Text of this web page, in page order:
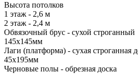
Высота потолков
1 этаж - 2,6 м
2 этаж - 2,4 м
Обвязочный брус - сухой строганный
145х145мм
Лаги (платформа) - сухая строганная
45х195мм
Черновые полы - обрезная доска